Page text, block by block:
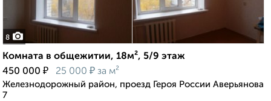
8
Комната в общежитии, 18м², 5/9 этаж
450 000 ₽ 25 000 ₽ за м²
Железнодорожный район, проезд Героя России Аверьянова
7